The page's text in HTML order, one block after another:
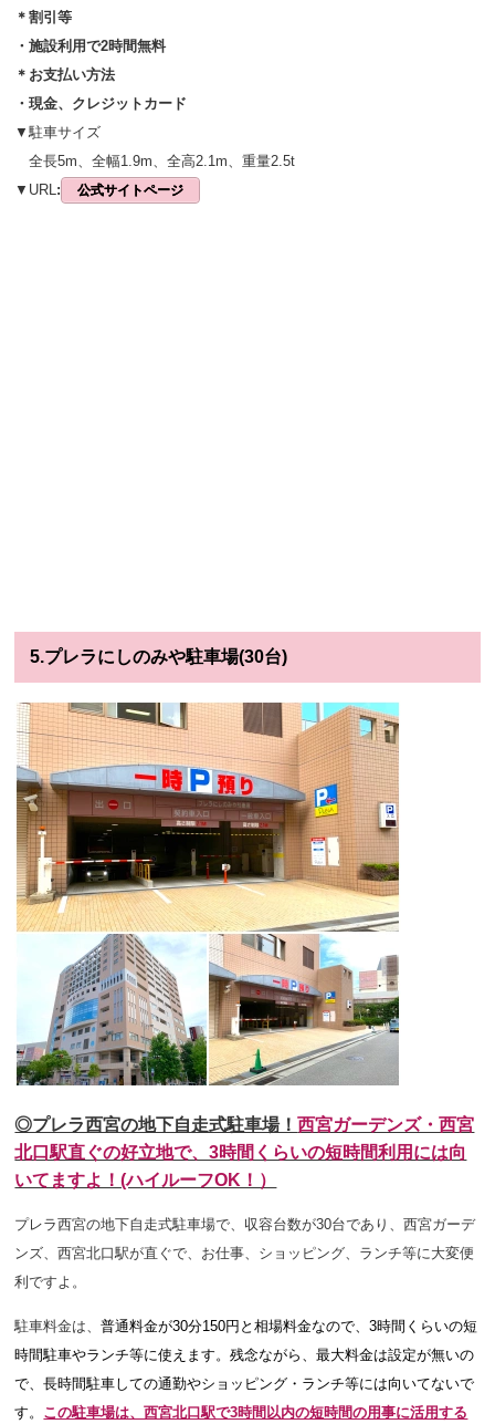
＊割引等
・施設利用で2時間無料
＊お支払い方法
・現金、クレジットカード
▼駐車サイズ
全長5m、全幅1.9m、全高2.1m、重量2.5t
▼URL : 公式サイトページ
5.プレラにしのみや駐車場(30台)
◎プレラ西宮の地下自走式駐車場！西宮ガーデンズ・西宮
北口駅直ぐの好立地で、3時間くらいの短時間利用には向
いてますよ！(ハイルーフOK！）
プレラ西宮の地下自走式駐車場で、収容台数が30台であり、西宮ガーデ
ンズ、西宮北口駅が直ぐで、お仕事、ショッピング、ランチ等に大変便
利ですよ。
駐車料金は、普通料金が30分150円と相場料金なので、3時間くらいの短
時間駐車やランチ等に使えます。残念ながら、最大料金は設定が無いの
で、長時間駐車しての通勤やショッピング・ランチ等には向いてないで
す。 この駐車場は、西宮北口駅で3時間以内の短時間の用事に活用する